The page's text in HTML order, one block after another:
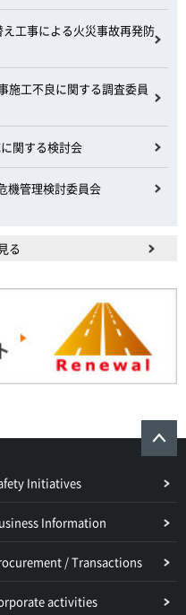
工事による火災事故再発防
施工不良に関する調査委員
関する検討会
機管理検討委員会
る
Initiatives
Information
/ Transactions
activities